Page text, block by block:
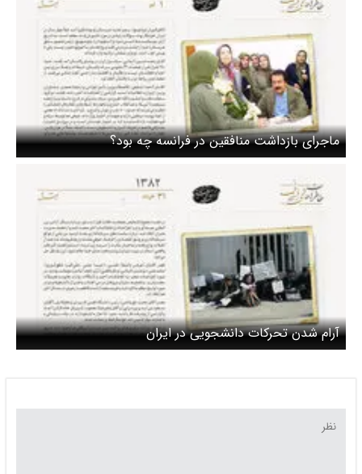
ماجرای بازداشت منافقین در فرانسه چه بود؟
آرام شدن تحرکات دانشجویی در ایران